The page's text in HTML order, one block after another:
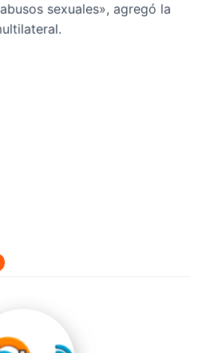
sexuales», agregó la